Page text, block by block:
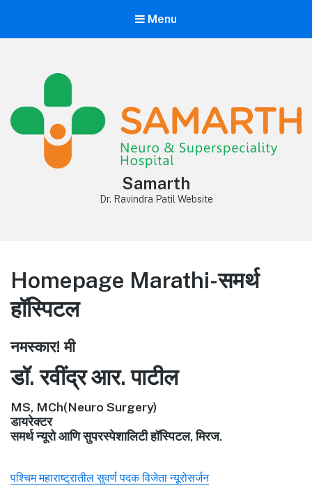
Menu
Samarth
Dr. Ravindra Patil Website
Homepage Marathi-समर्थ
हॉस्पिटल
नमस्कार! मी
डॉ. रवींद्र आर. पाटील
MS, MCh(Neuro Surgery)
डायरेक्टर
समर्थ न्यूरो आणि सुपरस्पेशालिटी हॉस्पिटल, मिरज.
पश्चिम महाराष्ट्रातील सुवर्ण पदक विजेता न्यूरोसर्जन